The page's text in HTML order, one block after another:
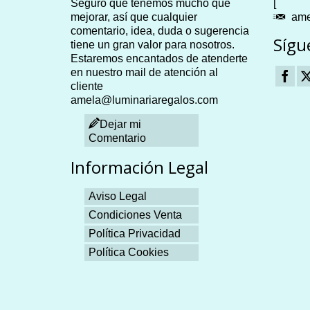
Seguro que tenemos mucho que
mejorar, así que cualquier
comentario, idea, duda o sugerencia
tiene un gran valor para nosotros.
Estaremos encantados de atenderte
en nuestro mail de atención al
cliente
amela@luminariaregalos.com
Dejar mi
Comentario
Información Legal
Aviso Legal
Condiciones Venta
Política Privacidad
Política Cookies
[